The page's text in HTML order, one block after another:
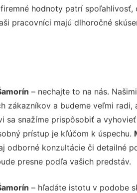
hodnoty patrí
pracovníci majú dlhoročné
– nechajte to na nás.
zákazníkov a budeme veľmi radi,
sa snažíme prispôsobiť a
prístup je kľúčom k úspechu.
odborné konzultácie či detailné
presne podľa vašich predstáv.
– hľadáte istotu v podobe